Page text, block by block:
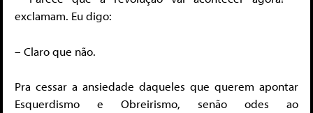
exclamam. Eu digo:
– Claro que não.
Pra cessar a ansiedade daqueles que querem apontar
Esquerdismo e Obreirismo, senão odes ao